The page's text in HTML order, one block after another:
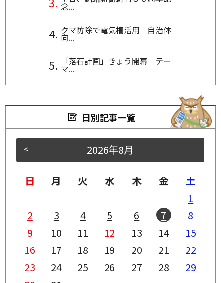
念...
クマ防除で電気柵活用 自治体
向...
「落石計画」きょう開幕 テー
マ...
日別記事一覧
< 2026年8月
日 月 火 水 木 金
土
1
2
3 4 5 6 7
8
9
10 11 12 13 14
15
16
17 18 19 20 21
22
23
24 25 26 27 28
29